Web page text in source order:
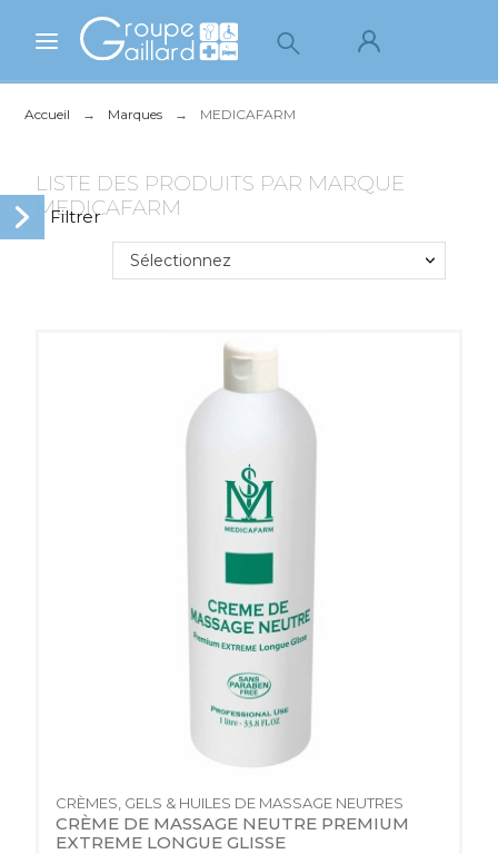
Accueil Marques MEDICAFARM
LISTE DES PRODUITS PAR MARQUE
MEDICAFARM
Sélectionnez
CRÈMES, GELS & HUILES DE MASSAGE NEUTRES
CRÈME DE MASSAGE NEUTRE PREMIUM
EXTREME LONGUE GLISSE